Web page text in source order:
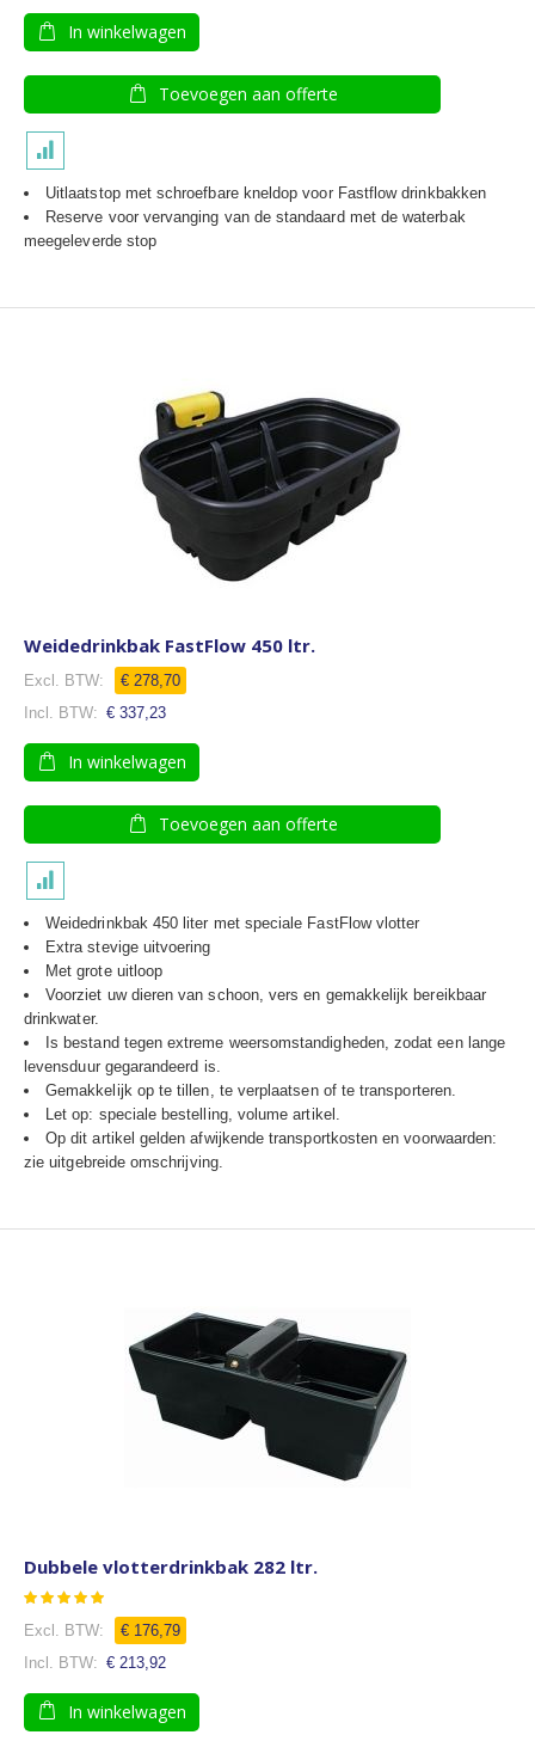
In winkelwagen
Toevoegen aan offerte
Uitlaatstop met schroefbare kneldop voor Fastflow drinkbakken
Reserve voor vervanging van de standaard met de waterbak
meegeleverde stop
Weidedrinkbak FastFlow 450 ltr.
€ 278,70
€ 337,23
In winkelwagen
Toevoegen aan offerte
Weidedrinkbak 450 liter met speciale FastFlow vlotter
Extra stevige uitvoering
Met grote uitloop
Voorziet uw dieren van schoon, vers en gemakkelijk bereikbaar
drinkwater.
Is bestand tegen extreme weersomstandigheden, zodat een lange
levensduur gegarandeerd is.
Gemakkelijk op te tillen, te verplaatsen of te transporteren.
Let op: speciale bestelling, volume artikel.
Op dit artikel gelden afwijkende transportkosten en voorwaarden:
zie uitgebreide omschrijving.
Dubbele vlotterdrinkbak 282 ltr.
Waardering:
87
100
€ 176,79
€ 213,92
In winkelwagen